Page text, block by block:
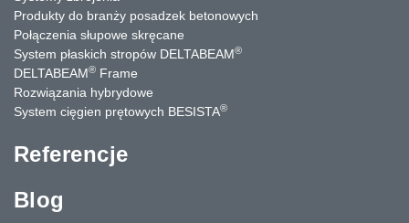
Produkty do branży posadzek betonowych
Połączenia słupowe skręcane
System płaskich stropów DELTABEAM®
DELTABEAM® Frame
Rozwiązania hybrydowe
System cięgien prętowych BESISTA®
Referencje
Blog